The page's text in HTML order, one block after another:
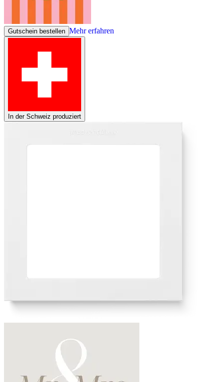
Gutschein bestellen Mehr erfahren
In der Schweiz produziert